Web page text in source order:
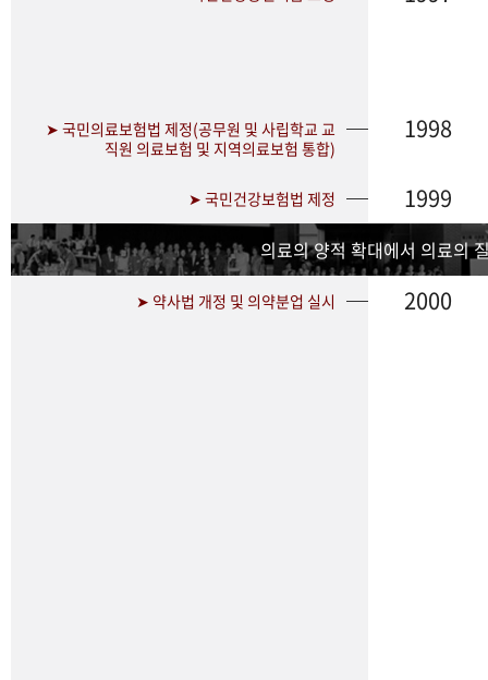
➤ 국민의료보험법 제정(공무원 및 사립학교 교
직원 의료보험 및 지역의료보험 통합)
1998
➤ 국민건강보험법 제정 1999
의료의 양적 확대에서 의료의
➤ 약사법 개정 및 의약분업 실시 2000